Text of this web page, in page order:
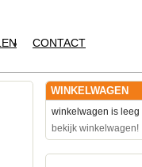
CONTACT
WINKELWAGEN
winkelwagen is leeg
bekijk winkelwagen!